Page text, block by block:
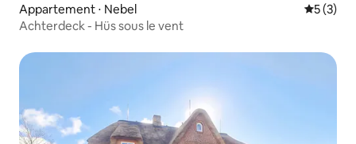
Appartement ⋅ Nebel
5 (3)
Achterdeck - Hüs sous le vent